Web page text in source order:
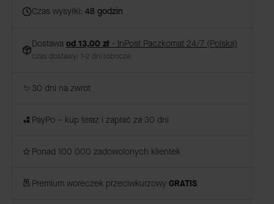
Czas wysyłki: 48 godzin
Dostawa od 13,00 zł - InPost Paczkomat 24/7 (Polska)
czas dostawy: 1-2 dni robocze
30 dni na zwrot
PayPo – kup teraz i zapłać za 30 dni
Ponad 100 000 zadowolonych klientek
Premium woreczek przeciwkurzowy GRATIS